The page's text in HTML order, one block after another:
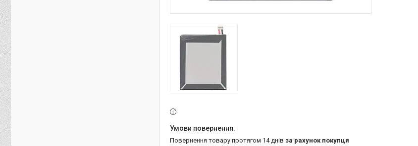
повернення товару протягом 14 днів за рахунок покупця